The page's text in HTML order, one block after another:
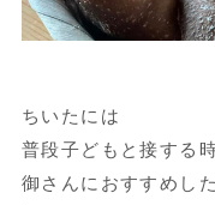
ちいたには
普段子どもと接する
御さんにおすすめし